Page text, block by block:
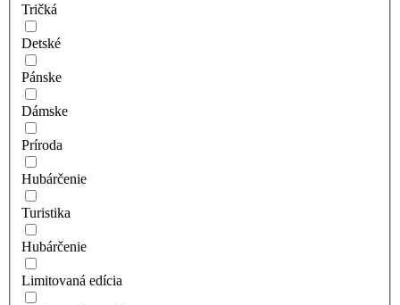
Tričká
Detské
Pánske
Dámske
Príroda
Hubárčenie
Turistika
Hubárčenie
Limitovaná edícia